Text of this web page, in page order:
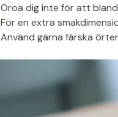
Oroa dig inte för att
För en extra
Använd gärna färska